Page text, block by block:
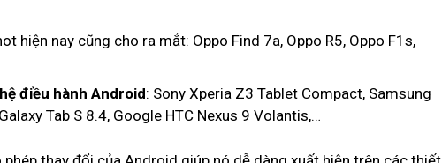
hiện nay cũng cho ra mắt: Oppo Find 7a, Oppo R5, Oppo F1s,
hệ điều hành Android: Sony Xperia Z3 Tablet Compact, Samsung
Tab S 8.4, Google HTC Nexus 9 Volantis,…